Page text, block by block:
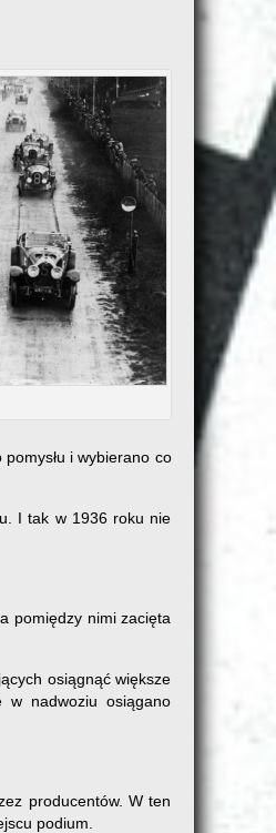
i wybierano co
I tak w 1936 roku nie
pomiędzy nimi zacięta
osiągnąć większe
w nadwoziu osiągano
producentów. W ten
podium.